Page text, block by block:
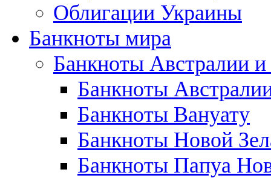
Облигации Украины
Банкноты мира
Банкноты Австралии
Банкноты
Банкноты Вануату
Банкноты Новой
Банкноты Папуа